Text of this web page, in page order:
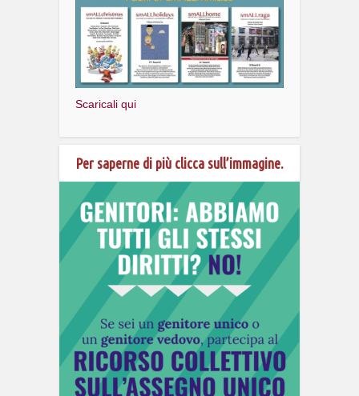
Scaricali qui
Per saperne di più clicca sull’immagine.